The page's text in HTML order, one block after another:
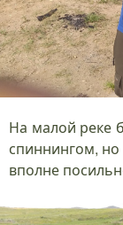
На малой реке
спиннингом, но
вполне